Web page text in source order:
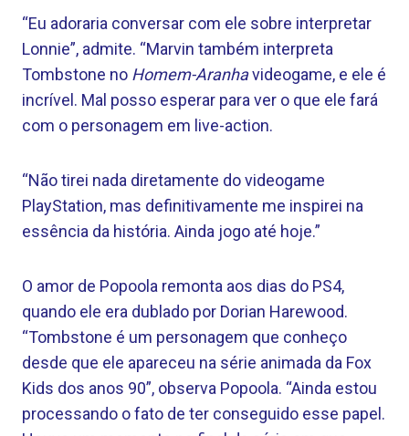
“Eu adoraria conversar com ele sobre interpretar
Lonnie”, admite. “Marvin também interpreta
Tombstone no Homem-Aranhavideogame, e ele é
incrível. Mal posso esperar para ver o que ele fará
com o personagem em live-action.
“Não tirei nada diretamente do videogame
PlayStation, mas definitivamente me inspirei na
essência da história. Ainda jogo até hoje.”
O amor de Popoola remonta aos dias do PS4,
quando ele era dublado por Dorian Harewood.
“Tombstone é um personagem que conheço
desde que ele apareceu na série animada da Fox
Kids dos anos 90”, observa Popoola. “Ainda estou
processando o fato de ter conseguido esse papel.